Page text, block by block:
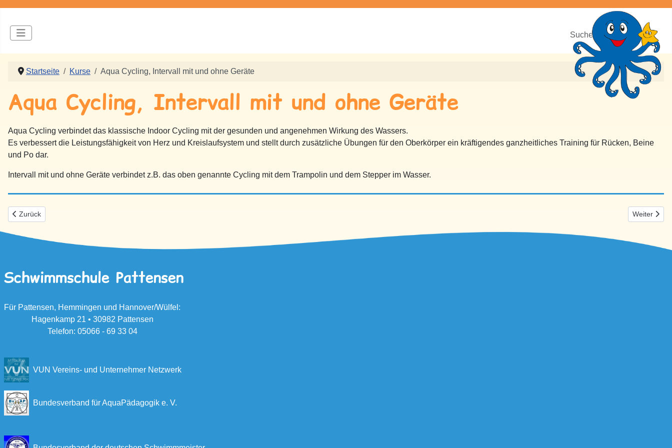
Startseite Kurse Aqua Cycling, Intervall mit und ohne Geräte
Aqua Cycling, Intervall mit und ohne Geräte
Aqua Cycling verbindet das klassische Indoor Cycling mit der gesunden und angenehmen Wirkung des Wassers.
Es verbessert die Leistungsfähigkeit von Herz und Kreislaufsystem und stellt durch zusätzliche Übungen für den Oberkörper ein kräftigendes ganzheitliches Training für Rücken, Beine
und Po dar.
Intervall mit und ohne Geräte verbindet z.B. das oben genannte Cycling mit dem Trampolin und dem Stepper im Wasser.
Vorheriger Beitrag: Seepferdchen
Zurück Nächster
Weiter
Schwimmschule Pattensen
Für Pattensen, Hemmingen und Hannover/Wülfel:
Hagenkamp 21 • 30982 Pattensen
Telefon: 05066 - 69 33 04
VUN Vereins- und Unternehmer Netzwerk
Bundesverband für AquaPädagogik e. V.